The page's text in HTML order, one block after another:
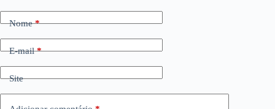
Nome*
E-mail*
Site